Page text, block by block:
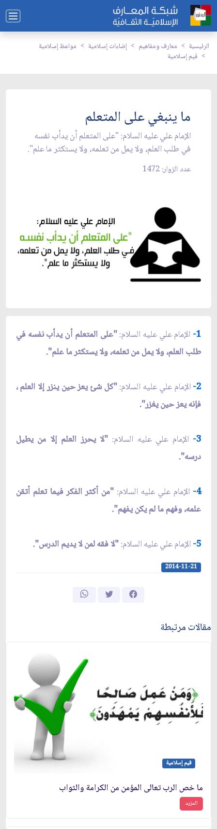
الرئيسية معارف ومفاهيم إضاءات إسلامية
مواعظ إسلامية
قيم إسلامية
ما ينبغي على المتعلم
الإمام علي عليه السلام: "على المتعلم أن يدأب نفسه
في طلب العلم، ولا يمل من تعلمه، ولا يستكثر ما علم".
عدد الزوار: 1472
1- الإمام علي عليه السلام:"على المتعلم أن يدأب نفسه في
طلب العلم، ولا يمل من تعلمه، ولا يستكثر ما علم".
2- الإمام علي عليه السلام:"كل شئ يعز حين ينزر إلا العلم ،
فإنه يعز حين يغزر".
3- الإمام علي عليه السلام: "لا يحرز العلم إلا من يطيل
درسه".
4- الإمام علي عليه السلام: "من أكثر الفكر فيما تعلم أتقن
علمه، وفهم ما لم يكن يفهم".
5- الإمام علي عليه السلام:"لا فقه لمن لا يديم الدرس".
2014-11-21
مقالات مرتبطة
قيم إسلامية
ما خص الرب تعالى المؤمن من الكرامة والثواب
المزيد